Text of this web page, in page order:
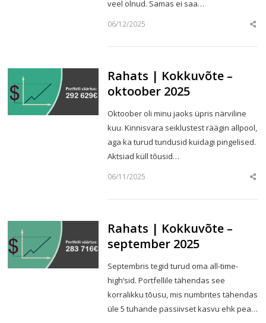
veel olnud. Samas ei saa…
06/12/2025
Rahats | Kokkuvõte –
oktoober 2025
Oktoober oli minu jaoks üpris närviline
kuu. Kinnisvara seiklustest räägin allpool,
aga ka turud tundusid kuidagi pingelised.
Aktsiad küll tõusid…
06/11/2025
Rahats | Kokkuvõte –
september 2025
Septembris tegid turud oma all-time-
high‘sid. Portfellile tähendas see
korralikku tõusu, mis numbrites tähendas
üle 5 tuhande passiivset kasvu ehk pea…